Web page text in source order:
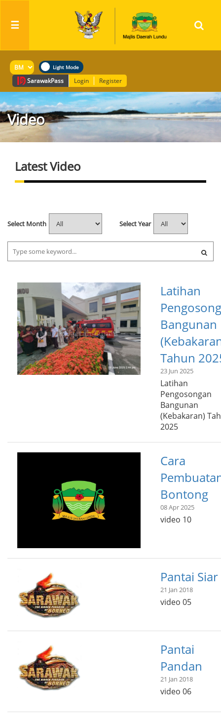
☰
SarawakPass Login Register
Video
Latest Video
Select Month Select Year
Latihan
Bangunan
Tahun
23 Jun 2025
Latihan
Pengosongan
Bangunan
(Kebakaran)
2025
Cara
Bontong
08 Apr 2025
video 10
Pantai Siar
21 Jan 2018
video 05
Pantai
Pandan
21 Jan 2018
video 06